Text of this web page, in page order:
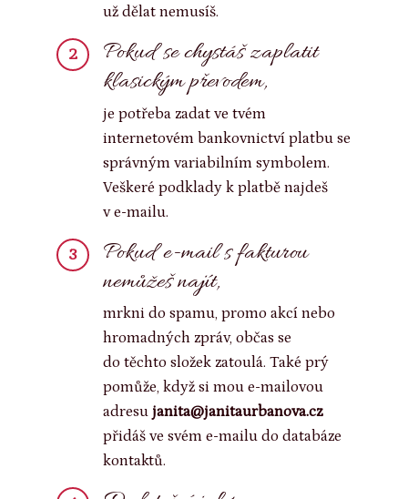
už dělat nemusíš.
2
Pokud se chystáš zaplatit
klasickým převodem,
je potřeba zadat ve tvém
internetovém bankovnictví platbu se
správným variabilním symbolem.
Veškeré podklady k platbě najdeš
v e-mailu.
3
Pokud e-mail s fakturou
nemůžeš najít,
mrkni do spamu, promo akcí nebo
hromadných zpráv, občas se
do těchto složek zatoulá. Také prý
pomůže, když si mou e-mailovou
adresu janita@janitaurbanova.cz
přidáš ve svém e-mailu do databáze
kontaktů.